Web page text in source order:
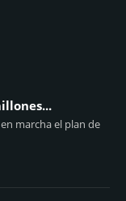
marcha el plan de